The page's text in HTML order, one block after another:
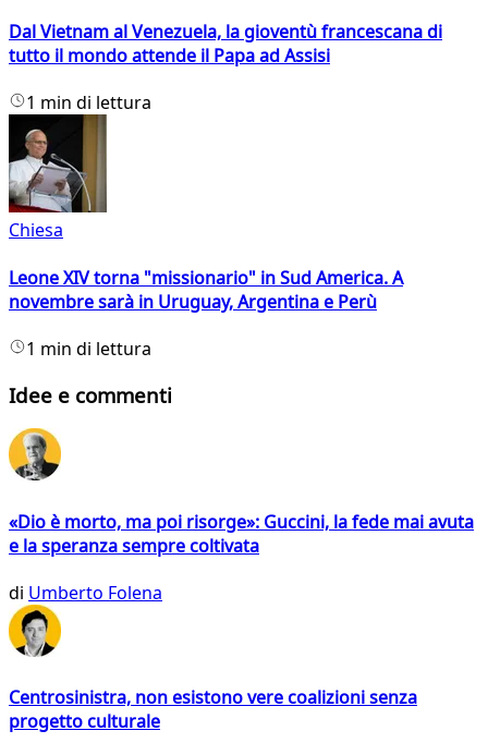
Dal Vietnam al Venezuela, la gioventù francescana di
tutto il mondo attende il Papa ad Assisi
1 min di lettura
Chiesa
Leone XIV torna "missionario" in Sud America. A
novembre sarà in Uruguay, Argentina e Perù
1 min di lettura
Idee e commenti
«Dio è morto, ma poi risorge»: Guccini, la fede mai avuta
e la speranza sempre coltivata
di Umberto Folena
Centrosinistra, non esistono vere coalizioni senza
progetto culturale